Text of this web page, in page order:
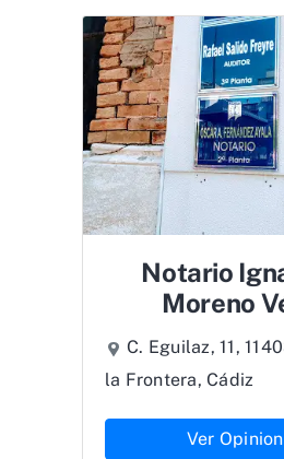
Notario
Moreno
C. Eguilaz, 11,
la Frontera, Cádiz
Ver